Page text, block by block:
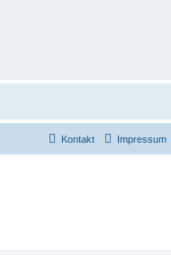
Impressum
Kontakt